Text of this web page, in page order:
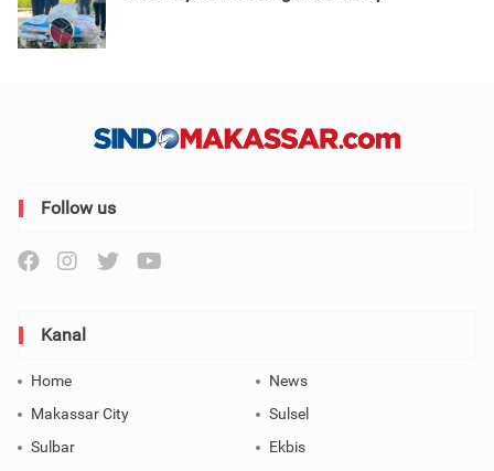
Follow us
Kanal
Home
News
Makassar City
Sulsel
Sulbar
Ekbis